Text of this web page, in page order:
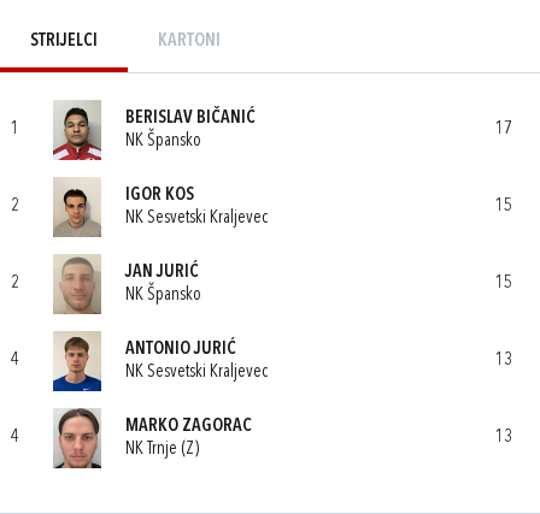
STRIJELCI KARTONI
1
BERISLAV BIČANIĆ
NK Špansko
17
2
IGOR KOS
NK Sesvetski Kraljevec
15
2
JAN JURIĆ
NK Špansko
15
4
ANTONIO JURIĆ
NK Sesvetski Kraljevec
13
4
MARKO ZAGORAC
NK Trnje (Z)
13